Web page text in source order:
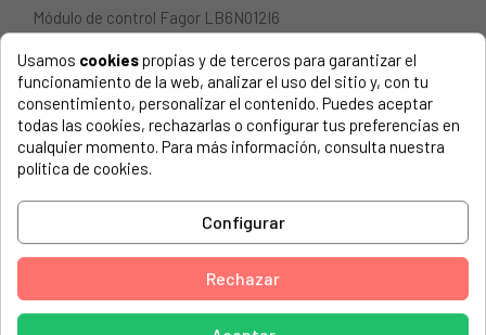
Módulo de control Fagor LB6N012I6
SU SUSTITUCIÓN REQUIERE DE CONOCIMIENTOS
TÉCNICOS, UNA MALA COLOCACIÓN POR PARTE DEL
COMPRADOR, PUEDE CAUSAR DAÑOS IRREVERSIBLES.
GARANTIA: LA REPARACIÓN TIENE QUE SER EFECTUADA
POR UN SERVICIO TÉCNICO OFICIAL DEL FABRICANTE.
NO SE ADMITEN DEVOLUCIONES DE MOTORES,
MÓDULOS O COMPONENTES ELECTRÓNICOS.
ASPES, LA-4111S 905020079
ASPES, LA-4111S PB 905020122
Usamos cookiespropias y de terceros para garantizar el
funcionamiento de la web, analizar el uso del sitio y, con tu
consentimiento, personalizar el contenido. Puedes aceptar
todas las cookies, rechazarlas o configurar tus preferencias en
cualquier momento. Para más información, consulta nuestra
política de cookies.
Configurar
Rechazar